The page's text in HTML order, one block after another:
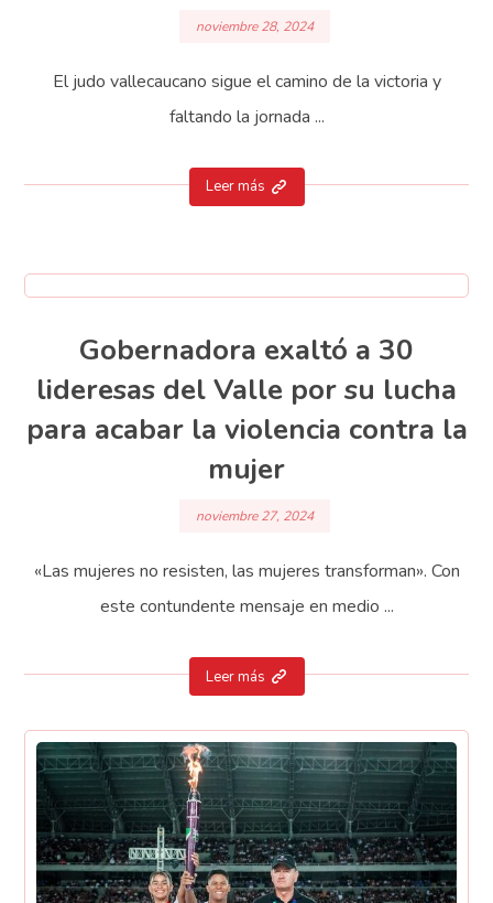
noviembre 28, 2024
El judo vallecaucano sigue el camino de la victoria y
faltando la jornada ...
Leer más
Gobernadora exaltó a 30
lideresas del Valle por su lucha
para acabar la violencia contra la
mujer
noviembre 27, 2024
«Las mujeres no resisten, las mujeres transforman». Con
este contundente mensaje en medio ...
Leer más